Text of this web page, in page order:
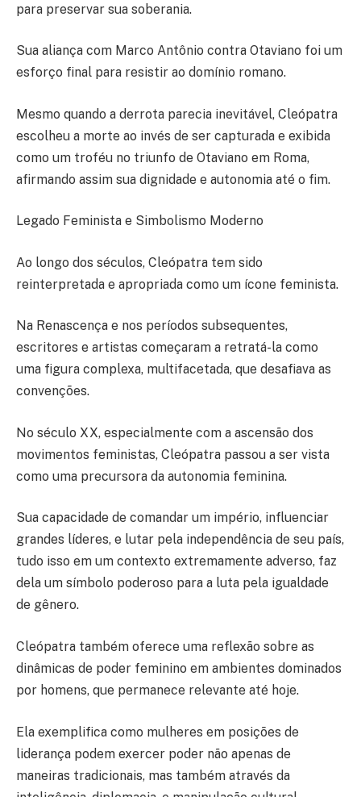
para preservar sua soberania.
Sua aliança com Marco Antônio contra Otaviano foi um
esforço final para resistir ao domínio romano.
Mesmo quando a derrota parecia inevitável, Cleópatra
escolheu a morte ao invés de ser capturada e exibida
como um troféu no triunfo de Otaviano em Roma,
afirmando assim sua dignidade e autonomia até o fim.
Legado Feminista e Simbolismo Moderno
Ao longo dos séculos, Cleópatra tem sido
reinterpretada e apropriada como um ícone feminista.
Na Renascença e nos períodos subsequentes,
escritores e artistas começaram a retratá-la como
uma figura complexa, multifacetada, que desafiava as
convenções.
No século XX, especialmente com a ascensão dos
movimentos feministas, Cleópatra passou a ser vista
como uma precursora da autonomia feminina.
Sua capacidade de comandar um império, influenciar
grandes líderes, e lutar pela independência de seu país,
tudo isso em um contexto extremamente adverso, faz
dela um símbolo poderoso para a luta pela igualdade
de gênero.
Cleópatra também oferece uma reflexão sobre as
dinâmicas de poder feminino em ambientes dominados
por homens, que permanece relevante até hoje.
Ela exemplifica como mulheres em posições de
liderança podem exercer poder não apenas de
maneiras tradicionais, mas também através da